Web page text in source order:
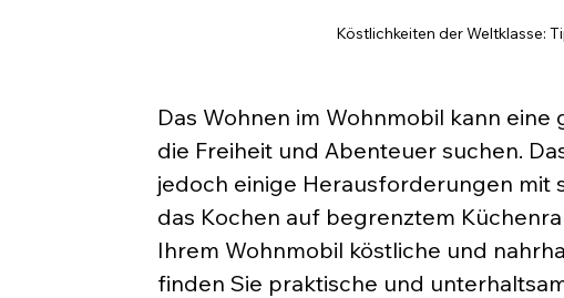
Köstlichkeiten der Weltklasse:
Das Wohnen im Wohnmobil kann
die Freiheit und Abenteuer suchen.
jedoch einige Herausforderungen mit
das Kochen auf begrenztem
Ihrem Wohnmobil köstliche und
finden Sie praktische und